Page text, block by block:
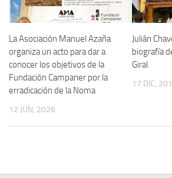
Informe Represión en Toledo 1936-1947 |
Informe de la fosa de abril de 1939 de
Militantes históricos IR
Personajes republicanos
La Asociación Manuel Azaña
organiza un acto para dar a
conocer los objetivos de la
Fundación Campaner por la
erradicación de la Noma
12 JUN, 2026
Julián
biografía
Giral.
17 DIC,